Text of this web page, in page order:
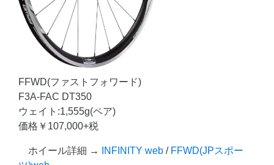
FFWD(ファストフォワード)
F3A-FAC DT350
ウェイト:1,555g(ペア)
価格￥107,000+税
ホイール詳細 → INFINITY web / FFWD(JPスポー